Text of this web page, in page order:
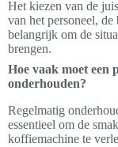
Het kiezen van de
van het personeel,
belangrijk om de
brengen.
Hoe vaak moet een
onderhouden?
Regelmatig
essentieel om de
koffiemachine te